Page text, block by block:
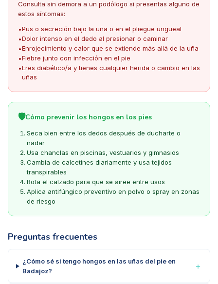
Consulta sin demora a un podólogo si presentas alguno de
estos síntomas:
•Pus o secreción bajo la uña o en el pliegue ungueal
•Dolor intenso en el dedo al presionar o caminar
•Enrojecimiento y calor que se extiende más allá de la uña
•Fiebre junto con infección en el pie
•Eres diabético/a y tienes cualquier herida o cambio en las
uñas
🛡️Cómo prevenir los hongos en los pies
Seca bien entre los dedos después de ducharte o
nadar
Usa chanclas en piscinas, vestuarios y gimnasios
Cambia de calcetines diariamente y usa tejidos
transpirables
Rota el calzado para que se airee entre usos
Aplica antifúngico preventivo en polvo o spray en zonas
de riesgo
Preguntas frecuentes
¿Cómo sé si tengo hongos en las uñas del pie en
Badajoz?
＋